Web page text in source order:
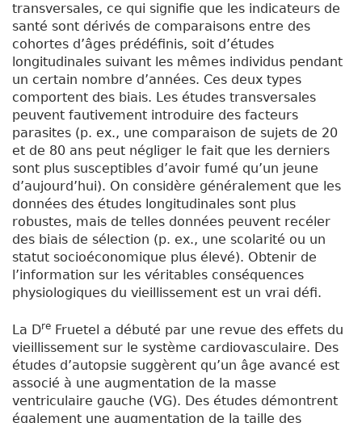
transversales, ce qui signifie que les indicateurs de
santé sont dérivés de comparaisons entre des
cohortes d’âges prédéfinis, soit d’études
longitudinales suivant les mêmes individus pendant
un certain nombre d’années. Ces deux types
comportent des biais. Les études transversales
peuvent fautivement introduire des facteurs
parasites (p. ex., une comparaison de sujets de 20
et de 80 ans peut négliger le fait que les derniers
sont plus susceptibles d’avoir fumé qu’un jeune
d’aujourd’hui). On considère généralement que les
données des études longitudinales sont plus
robustes, mais de telles données peuvent recéler
des biais de sélection (p. ex., une scolarité ou un
statut socioéconomique plus élevé). Obtenir de
l’information sur les véritables conséquences
physiologiques du vieillissement est un vrai défi.
La Dre Fruetel a débuté par une revue des effets du
vieillissement sur le système cardiovasculaire. Des
études d’autopsie suggèrent qu’un âge avancé est
associé à une augmentation de la masse
ventriculaire gauche (VG). Des études démontrent
également une augmentation de la taille des